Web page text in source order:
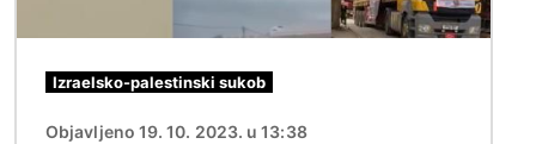
Izraelsko-palestinski sukob
Objavljeno 19. 10. 2023. u 13:38